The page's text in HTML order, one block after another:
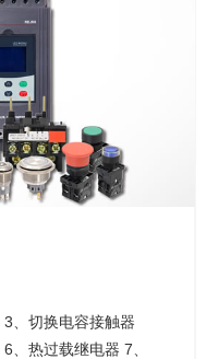
3、切换电容接触器
6、热过载继电器 7、